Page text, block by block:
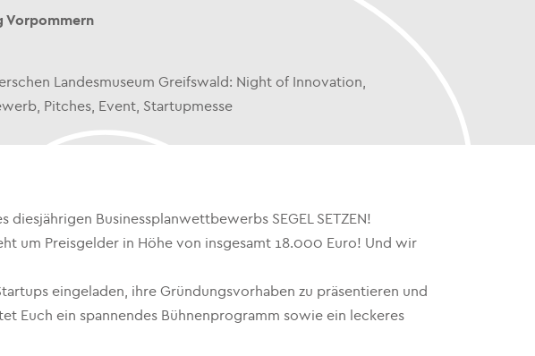
Vorpommern
Landesmuseum Greifswald: Night of Innovation,
Pitches, Event, Startupmesse
Businessplanwettbewerbs SEGEL SETZEN!
um Preisgelder in Höhe von insgesamt 18.000 Euro! Und wir
eingeladen, ihre Gründungsvorhaben zu präsentieren und
Euch ein spannendes Bühnenprogramm sowie ein leckeres